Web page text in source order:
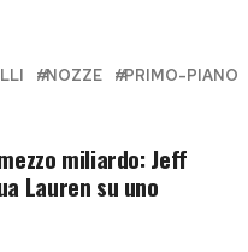
NOZZE PRIMO-PIANO
miliardo: Jeff
Lauren su uno